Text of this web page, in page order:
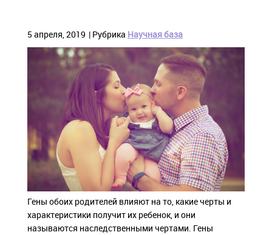
5 апреля, 2019 Рубрика Научная база
Гены обоих родителей влияют на то, какие черты и
характеристики получит их ребенок, и они
называются наследственными чертами. Гены